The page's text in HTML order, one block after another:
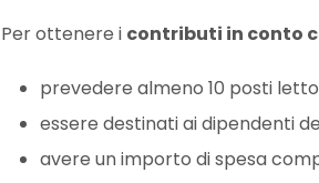
Per ottenere i contributi in conto
prevedere almeno 10 posti
essere destinati ai dipendenti
avere un importo di spesa